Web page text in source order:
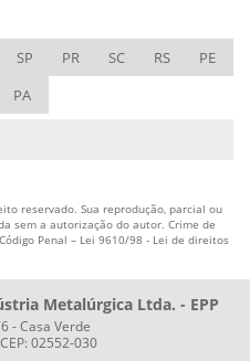
SP PR SC RS
PE
PA
reservado. Sua reprodução, parcial ou
sem a autorização do autor. Crime de
Penal – Lei 9610/98 - Lei de direitos
Metalúrgica Ltda. - EPP
- Casa Verde
02552-030